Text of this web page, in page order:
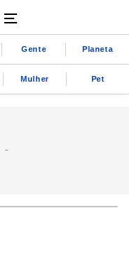
Gente Planeta
Mulher Pet